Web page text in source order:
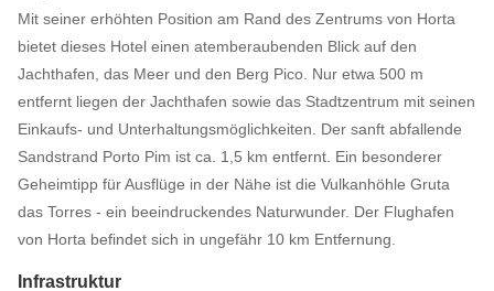
Mit seiner erhöhten Position am Rand des Zentrums von Horta
bietet dieses Hotel einen atemberaubenden Blick auf den
Jachthafen, das Meer und den Berg Pico. Nur etwa 500 m
entfernt liegen der Jachthafen sowie das Stadtzentrum mit seinen
Einkaufs- und Unterhaltungsmöglichkeiten. Der sanft abfallende
Sandstrand Porto Pim ist ca. 1,5 km entfernt. Ein besonderer
Geheimtipp für Ausflüge in der Nähe ist die Vulkanhöhle Gruta
das Torres - ein beeindruckendes Naturwunder. Der Flughafen
von Horta befindet sich in ungefähr 10 km Entfernung.
Infrastruktur